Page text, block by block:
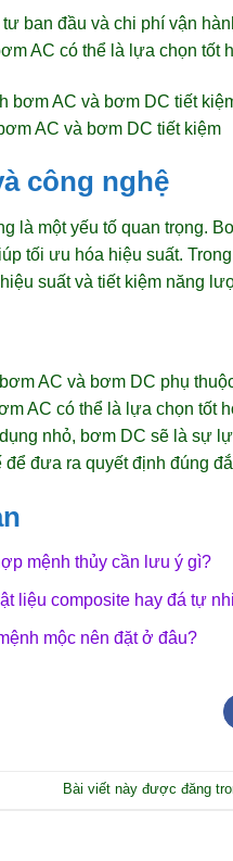
ban đầu và chi phí vận
AC có thể là lựa chọn tốt
AC và bơm DC tiết kiệm
công nghệ
là một yếu tố quan trọng.
tối ưu hóa hiệu suất.
suất và tiết kiệm năng
AC và bơm DC phụ
AC có thể là lựa chọn tốt
nhỏ, bơm DC sẽ là sự
đưa ra quyết định đúng
mệnh thủy cần lưu ý gì?
liệu composite hay đá tự
mộc nên đặt ở đâu?
Bài viết này được đăng